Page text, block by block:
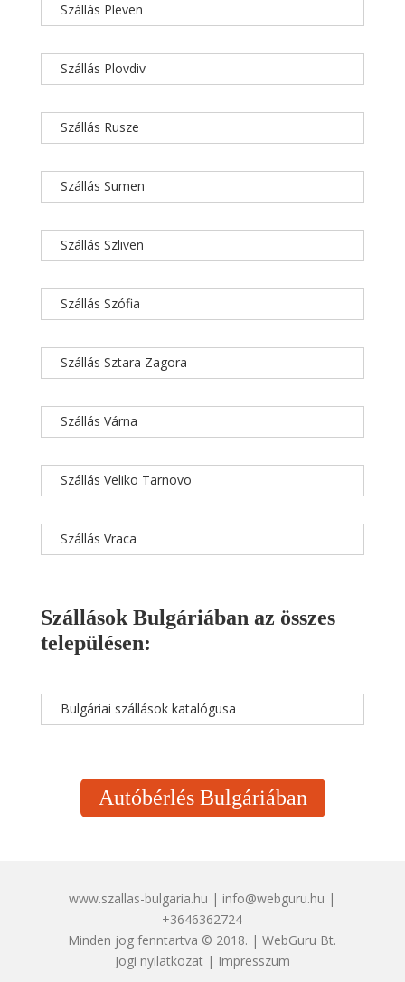
Szállás Pleven
Szállás Plovdiv
Szállás Rusze
Szállás Sumen
Szállás Szliven
Szállás Szófia
Szállás Sztara Zagora
Szállás Várna
Szállás Veliko Tarnovo
Szállás Vraca
Szállások Bulgáriában az összes
településen:
Bulgáriai szállások katalógusa
Autóbérlés Bulgáriában
www.szallas-bulgaria.hu | info@webguru.hu |
+3646362724
Minden jog fenntartva © 2018. | WebGuru Bt.
Jogi nyilatkozat| Impresszum